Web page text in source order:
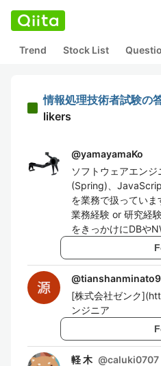
Trend Stock List
情報処理技術者試験の
likers
@yamayamaKo
ソフトウェアエン
(Spring)、
を業務で扱ってい
業務経験 or 研究経
をきっかけにDBや
@
[株式会社ゼンク
ンジニア
軽 木 @caluki0707